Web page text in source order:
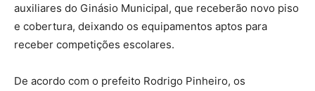
auxiliares do Ginásio Municipal, que receberão novo piso
e cobertura, deixando os equipamentos aptos para
receber competições escolares.
De acordo com o prefeito Rodrigo Pinheiro, os